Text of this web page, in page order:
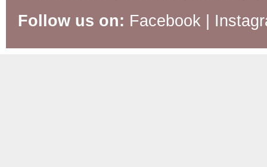
Follow us on: Facebook